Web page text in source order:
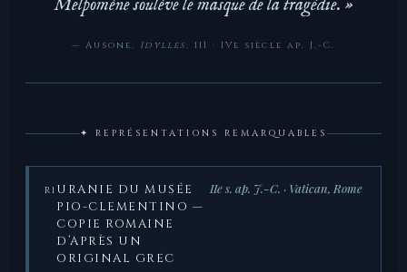
Melpomène soulève le masque de la tragédie. »
— Ausone, Idylles, III · IVe siècle ap. J.-C.
✦ REPRÉSENTATIONS REMARQUABLES
R1 URANIE DU MUSÉE
PIO-CLEMENTINO —
COPIE ROMAINE
D’APRÈS UN
ORIGINAL GREC
IIe s. ap. J.-C. · Vatican, Rome